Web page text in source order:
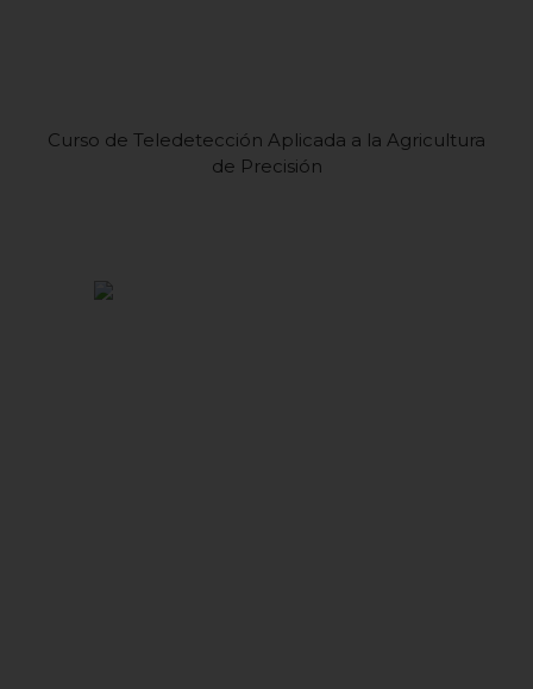
Curso de Teledetección Aplicada a la Agricultura
de Precisión